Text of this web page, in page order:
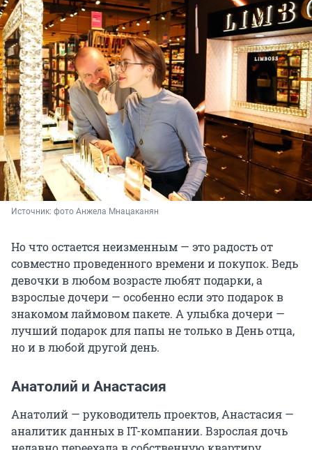
Источник: фото Анжела Мнацаканян
Но что остается неизменным — это радость от
совместно проведенного времени и покупок. Ведь
девочки в любом возрасте любят подарки, а
взрослые дочери — особенно если это подарок в
знакомом лаймовом пакете. А улыбка дочери —
лучший подарок для папы не только в День отца,
но и в любой другой день.
Анатолий и Анастасия
Анатолий — руководитель проектов, Анастасия —
аналитик данных в IT-компании. Взрослая дочь